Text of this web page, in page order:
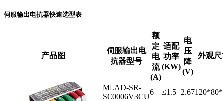
伺服输出电抗器快速选型表
产品图
伺服输出电
抗器型号
额
定
电
流
(A)
适配
功率
(KW)
电
压
降
(V)
外观尺
MLAD-SR-
SC0006V3CU
6 ≤1.5 2.67